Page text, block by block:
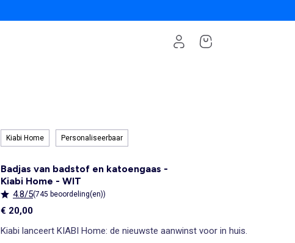
Kiabi Home Personaliseerbaar
Badjas van badstof en katoengaas -
Kiabi Home - WIT
4.8/5(745 beoordeling(en))
€ 20,00
Kiabi lanceert KIABI Home: de nieuwste aanwinst voor in huis.